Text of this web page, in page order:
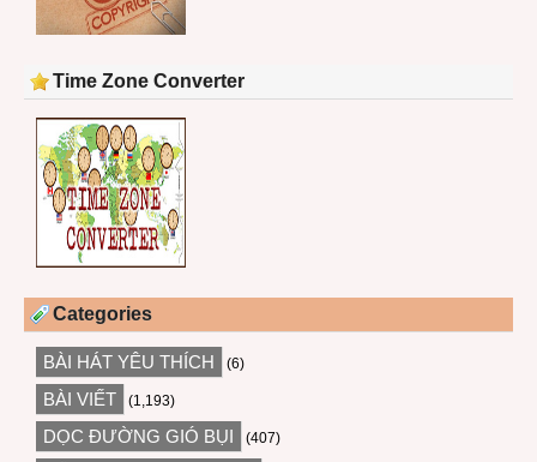
Time Zone Converter
Categories
BÀI HÁT YÊU THÍCH (6)
BÀI VIẾT (1,193)
DỌC ĐƯỜNG GIÓ BỤI (407)